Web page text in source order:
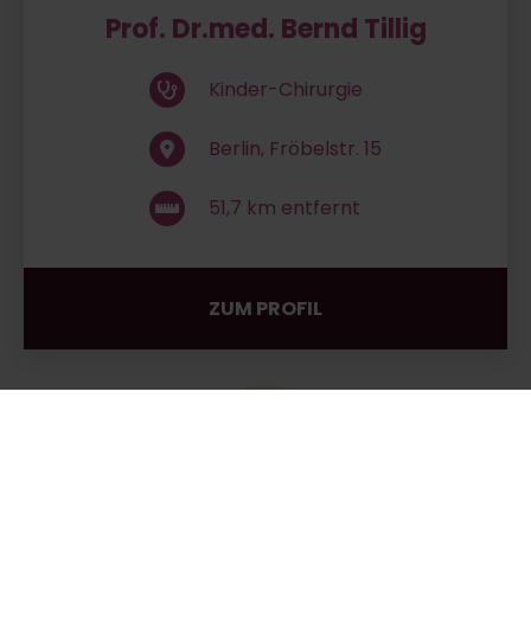
Prof. Dr.med. Bernd Tillig
Kinder-Chirurgie
Berlin, Fröbelstr. 15
51,7 km entfernt
ZUM PROFIL